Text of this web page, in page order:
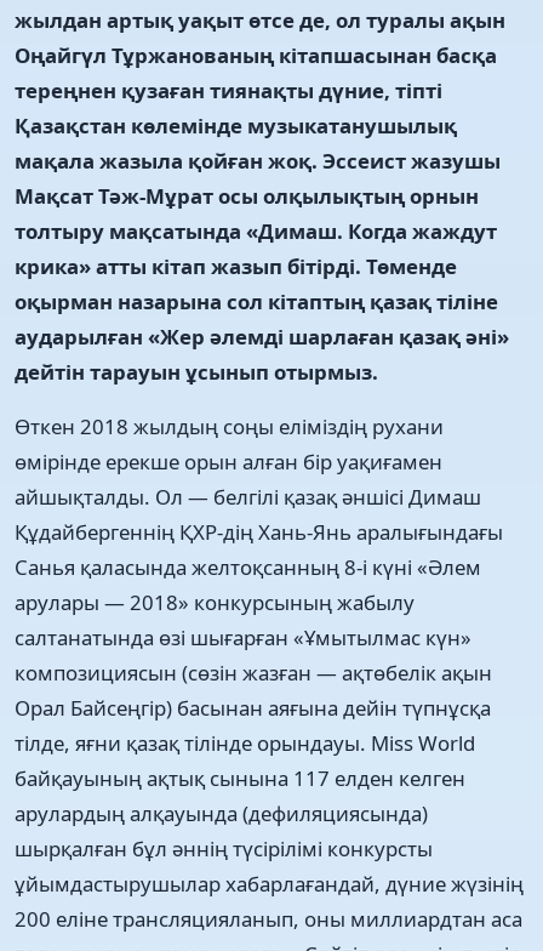
жылдан артық уақыт өтсе де, ол туралы ақын
Оңайгүл Тұржанованың кітапшасынан басқа
тереңнен қузаған тиянақты дүние, тіпті
Қазақстан көлемінде музыкатанушылық
мақала жазыла қойған жоқ. Эссеист жазушы
Мақсат Тәж-Мұрат осы олқылықтың орнын
толтыру мақсатында «Димаш. Когда жаждут
крика» атты кітап жазып бітірді. Төменде
оқырман назарына сол кітаптың қазақ тіліне
аударылған «Жер әлемді шарлаған қазақ әні»
дейтін тарауын ұсынып отырмыз.
Өткен 2018 жылдың соңы еліміздің рухани
өмірінде ерекше орын алған бір уақиғамен
айшықталды. Ол — белгілі қазақ әншісі Димаш
Құдайбергеннің ҚХР-дің Хань-Янь аралығындағы
Санья қаласында желтоқсанның 8-і күні «Әлем
арулары — 2018» конкурсының жабылу
салтанатында өзі шығарған «Ұмытылмас күн»
композициясын (сөзін жазған — ақтөбелік ақын
Орал Байсеңгір) басынан аяғына дейін түпнұсқа
тілде, яғни қазақ тілінде орындауы. Miss World
байқауының ақтық сынына 117 елден келген
арулардың алқауында (дефиляциясында)
шырқалған бұл әннің түсірілімі конкурсты
ұйымдастырушылар хабарлағандай, дүние жүзінің
200 еліне трансляцияланып, оны миллиардтан аса